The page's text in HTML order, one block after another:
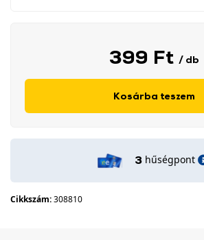
399 Ft / db
Kosárba teszem
3 hűségpont
Cikkszám:308810